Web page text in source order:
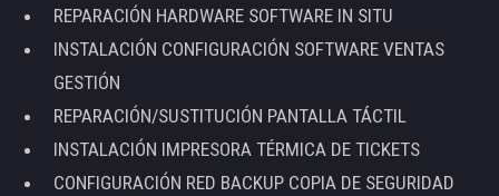
REPARACIÓN HARDWARE SOFTWARE IN SITU
INSTALACIÓN CONFIGURACIÓN SOFTWARE VENTAS
GESTIÓN
REPARACIÓN/SUSTITUCIÓN PANTALLA TÁCTIL
INSTALACIÓN IMPRESORA TÉRMICA DE TICKETS
CONFIGURACIÓN RED BACKUP COPIA DE SEGURIDAD